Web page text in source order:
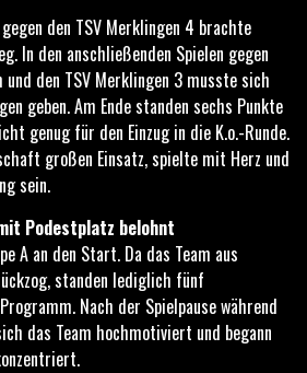
den TSV Merklingen 4 brachte
In den anschließenden Spielen gegen
den TSV Merklingen 3 musste sich
geben. Am Ende standen sechs Punkte
genug für den Einzug in die K.o.-Runde.
großen Einsatz, spielte mit Herz und
sein.
Podestplatz belohnt
A an den Start. Da das Team aus
standen lediglich fünf
Nach der Spielpause während
das Team hochmotiviert und begann